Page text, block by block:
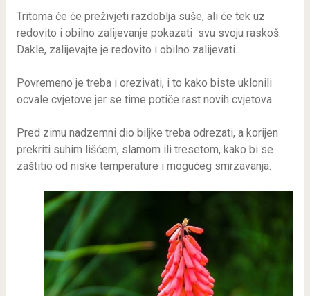
Tritoma će će preživjeti razdoblja suše, ali će tek uz
redovito i obilno zalijevanje pokazati svu svoju raskoš.
Dakle, zalijevajte je redovito i obilno zalijevati.
Povremeno je treba i orezivati, i to kako biste uklonili
ocvale cvjetove jer se time potiče rast novih cvjetova.
Pred zimu nadzemni dio biljke treba odrezati, a korijen
prekriti suhim lišćem, slamom ili tresetom, kako bi se
zaštitio od niske temperature i mogućeg smrzavanja.